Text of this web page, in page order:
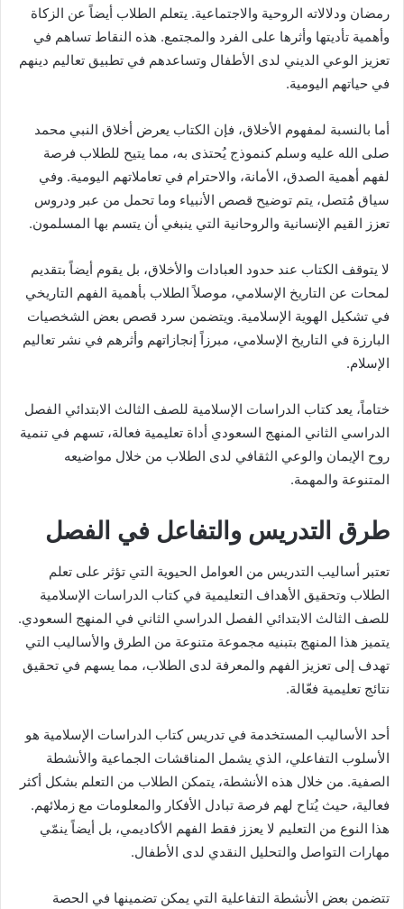
رمضان ودلالاته الروحية والاجتماعية. يتعلم الطلاب أيضاً عن الزكاة
وأهمية تأديتها وأثرها على الفرد والمجتمع. هذه النقاط تساهم في
تعزيز الوعي الديني لدى الأطفال وتساعدهم في تطبيق تعاليم دينهم
في حياتهم اليومية.
أما بالنسبة لمفهوم الأخلاق، فإن الكتاب يعرض أخلاق النبي محمد
صلى الله عليه وسلم كنموذج يُحتذى به، مما يتيح للطلاب فرصة
لفهم أهمية الصدق، الأمانة، والاحترام في تعاملاتهم اليومية. وفي
سياق مُتصل، يتم توضيح قصص الأنبياء وما تحمل من عبر ودروس
تعزز القيم الإنسانية والروحانية التي ينبغي أن يتسم بها المسلمون.
لا يتوقف الكتاب عند حدود العبادات والأخلاق، بل يقوم أيضاً بتقديم
لمحات عن التاريخ الإسلامي، موصلاً الطلاب بأهمية الفهم التاريخي
في تشكيل الهوية الإسلامية. ويتضمن سرد قصص بعض الشخصيات
البارزة في التاريخ الإسلامي، مبرزاً إنجازاتهم وأثرهم في نشر تعاليم
الإسلام.
ختاماً، يعد كتاب الدراسات الإسلامية للصف الثالث الابتدائي الفصل
الدراسي الثاني المنهج السعودي أداة تعليمية فعالة، تسهم في تنمية
روح الإيمان والوعي الثقافي لدى الطلاب من خلال مواضيعه
المتنوعة والمهمة.
طرق التدريس والتفاعل في الفصل
تعتبر أساليب التدريس من العوامل الحيوية التي تؤثر على تعلم
الطلاب وتحقيق الأهداف التعليمية في كتاب الدراسات الإسلامية
للصف الثالث الابتدائي الفصل الدراسي الثاني في المنهج السعودي.
يتميز هذا المنهج بتبنيه مجموعة متنوعة من الطرق والأساليب التي
تهدف إلى تعزيز الفهم والمعرفة لدى الطلاب، مما يسهم في تحقيق
نتائج تعليمية فعّالة.
أحد الأساليب المستخدمة في تدريس كتاب الدراسات الإسلامية هو
الأسلوب التفاعلي، الذي يشمل المناقشات الجماعية والأنشطة
الصفية. من خلال هذه الأنشطة، يتمكن الطلاب من التعلم بشكل أكثر
فعالية، حيث يُتاح لهم فرصة تبادل الأفكار والمعلومات مع زملائهم.
هذا النوع من التعليم لا يعزز فقط الفهم الأكاديمي، بل أيضاً ينمّي
مهارات التواصل والتحليل النقدي لدى الأطفال.
تتضمن بعض الأنشطة التفاعلية التي يمكن تضمينها في الحصة